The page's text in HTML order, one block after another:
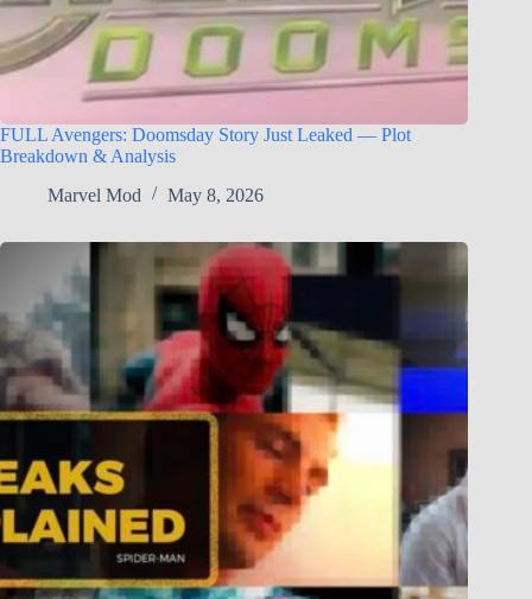
FULL Avengers: Doomsday Story Just Leaked — Plot
Breakdown & Analysis
Marvel Mod
May 8, 2026